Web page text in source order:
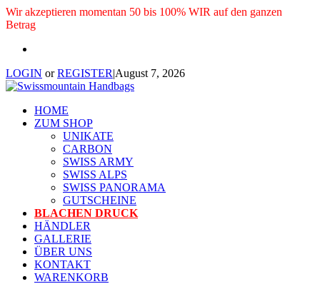
Wir akzeptieren momentan 50 bis 100% WIR auf den ganzen
Betrag
LOGIN orREGISTER|August 7, 2026
HOME
ZUM SHOP
UNIKATE
CARBON
SWISS ARMY
SWISS ALPS
SWISS PANORAMA
GUTSCHEINE
BLACHEN DRUCK
HÄNDLER
GALLERIE
ÜBER UNS
KONTAKT
WARENKORB